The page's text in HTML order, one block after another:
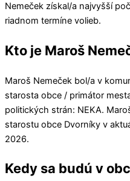
Nemeček získal/a najvyšší
riadnom termíne volieb.
Kto je Maroš
Maroš Nemeček bol/a v
starosta obce / primátor
politických strán: NEKA.
starostu obce Dvorníky v
2026.
Kedy sa budú v